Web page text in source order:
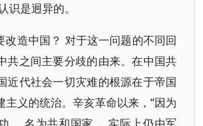
识是迥异的。
改造中国？ 对于这一问题的不同回
共之间主要分歧的由来。在中国共
近代社会一切灾难的根源在于帝国
主义的统治。辛亥革命以来，“因为